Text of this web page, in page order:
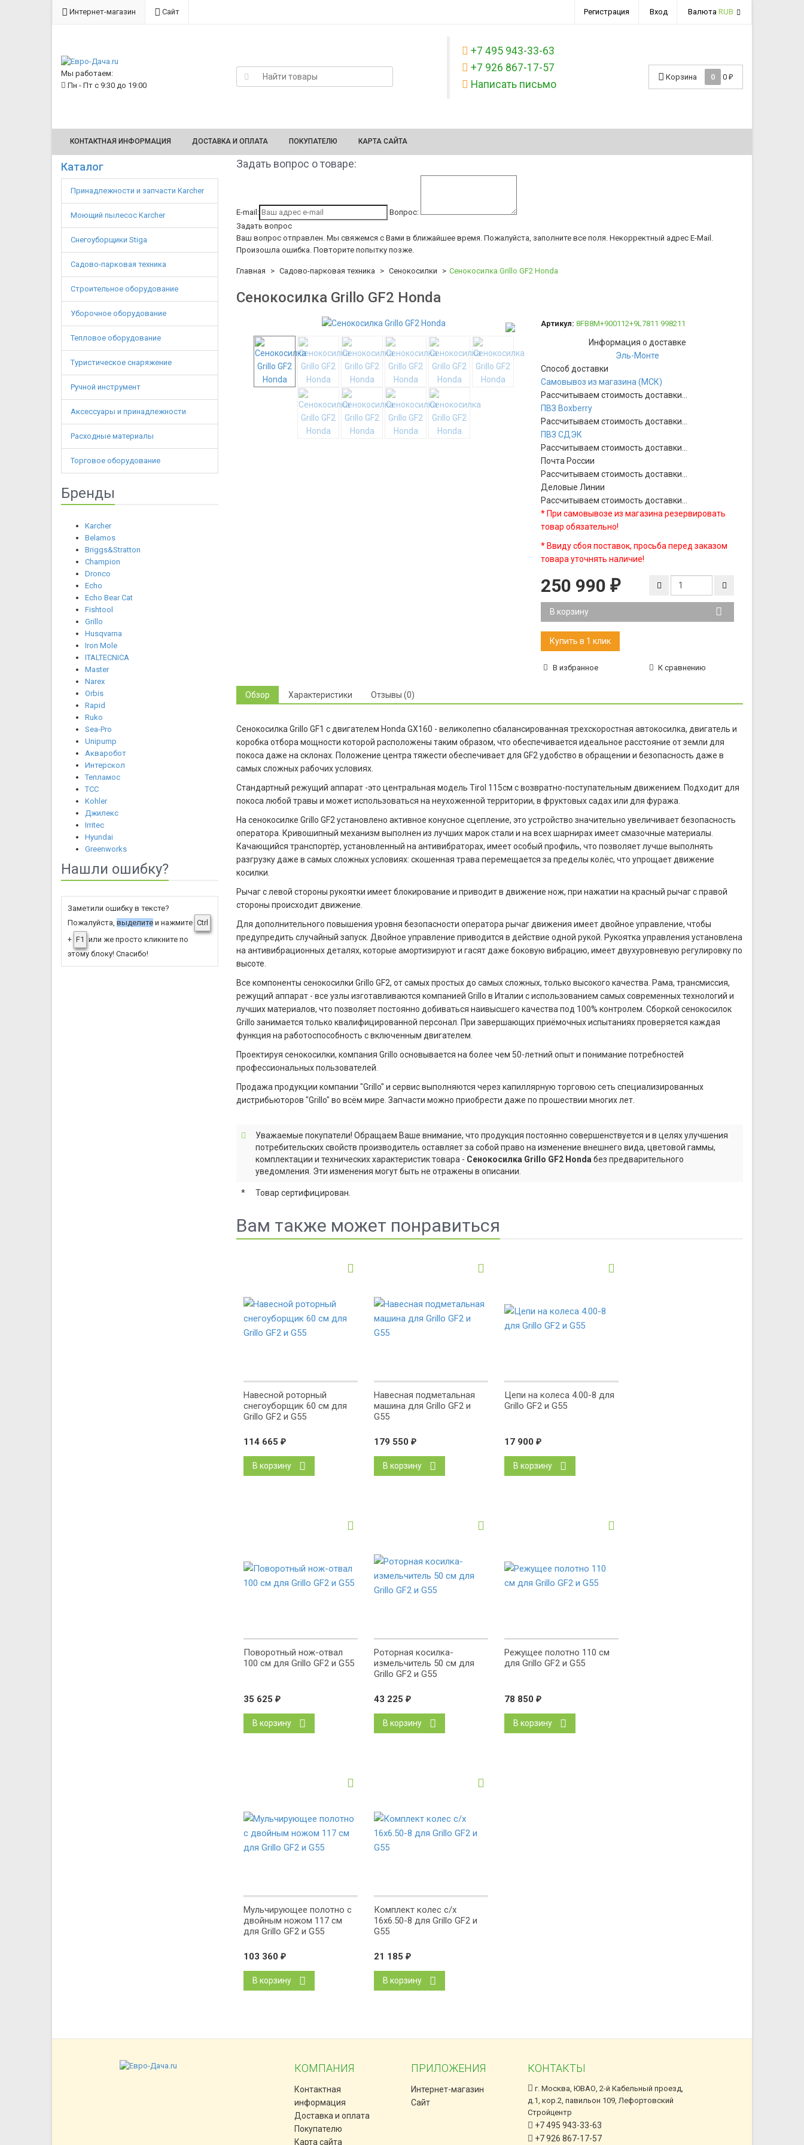
Интернет-магазин Сайт Регистрация Вход Валюта RUB
Мы работаем:
Пн - Пт с 9:30 до 19:00
+7 495 943-33-63
+7 926 867-17-57
Написать письмо
Корзина 0 0 ₽
КОНТАКТНАЯ ИНФОРМАЦИЯ ДОСТАВКА И ОПЛАТА ПОКУПАТЕЛЮ КАРТА САЙТА
Каталог
Принадлежности и запчасти Karcher
Моющий пылесос Karcher
Снегоуборщики Stiga
Садово-парковая техника
Строительное оборудование
Уборочное оборудование
Тепловое оборудование
Туристическое снаряжение
Ручной инструмент
Аксессуары и принадлежности
Расходные материалы
Торговое оборудование
Бренды
Karcher
Belamos
Briggs&Stratton
Champion
Dronco
Echo
Echo Bear Cat
Fishtool
Grillo
Husqvarna
Iron Mole
ITALTECNICA
Master
Narex
Orbis
Rapid
Ruko
Sea-Pro
Unipump
Акваробот
Интерскол
Тепламос
ТСС
Kohler
Джилекс
Irritec
Hyundai
Greenworks
Нашли ошибку?
Заметили ошибку в тексте?
Пожалуйста, выделите и нажмите Ctrl
+ F1 или же просто кликните по
этому блоку! Спасибо!
Задать вопрос о товаре:
E-mail:
Вопрос:
Задать вопрос
Ваш вопрос отправлен. Мы свяжемся с Вами в ближайшее время. Пожалуйста, заполните все поля. Некорректный адрес E-Mail.
Произошла ошибка. Повторите попытку позже.
Главная Садово-парковая техника Сенокосилки Сенокосилка Grillo GF2 Honda
Сенокосилка Grillo GF2 Honda
Артикул: 8FB8M+900112+9L7811 998211
Информация о доставке
Эль-Монте
Способ доставки
Самовывоз из магазина (МСК)
Рассчитываем стоимость доставки...
ПВЗ Boxberry
Рассчитываем стоимость доставки...
ПВЗ СДЭК
Рассчитываем стоимость доставки...
Почта России
Рассчитываем стоимость доставки...
Деловые Линии
Рассчитываем стоимость доставки...
* При самовывозе из магазина резервировать
товар обязательно!
* Ввиду сбоя поставок, просьба перед заказом
товара уточнять наличие!
250 990 ₽
В корзину
В избранное К сравнению
Обзор Характеристики Отзывы (0)
Сенокосилка Grillo GF1 с двигателем Honda GX160 - великолепно сбалансированная трехскоростная автокосилка, двигатель и
коробка отбора мощности которой расположены таким образом, что обеспечивается идеальное расстояние от земли для
покоса даже на склонах. Положение центра тяжести обеспечивает для GF2 удобство в обращении и безопасность даже в
самых сложных рабочих условиях.
Стандартный режущий аппарат -это центральная модель Tirol 115см с возвратно-поступательным движением. Подходит для
покоса любой травы и может использоваться на неухоженной территории, в фруктовых садах или для фуража.
На сенокосилке Grillo GF2 установлено активное конусное сцепление, это устройство значительно увеличивает безопасность
оператора. Кривошипный механизм выполнен из лучших марок стали и на всех шарнирах имеет смазочные материалы.
Качающийся транспортёр, установленный на антивибраторах, имеет особый профиль, что позволяет лучше выполнять
разгрузку даже в самых сложных условиях: скошенная трава перемещается за пределы колёс, что упрощает движение
косилки.
Рычаг с левой стороны рукоятки имеет блокирование и приводит в движение нож, при нажатии на красный рычаг с правой
стороны происходит движение.
Для дополнительного повышения уровня безопасности оператора рычаг движения имеет двойное управление, чтобы
предупредить случайный запуск. Двойное управление приводится в действие одной рукой. Рукоятка управления установлена
на антивибрационных деталях, которые амортизируют и гасят даже боковую вибрацию, имеет двухуровневую регулировку по
высоте.
Все компоненты сенокосилки Grillo GF2, от самых простых до самых сложных, только высокого качества. Рама, трансмиссия,
режущий аппарат - все узлы изготавливаются компанией Grillo в Италии с использованием самых современных технологий и
лучших материалов, что позволяет постоянно добиваться наивысшего качества под 100% контролем. Сборкой сенокосилок
Grillo занимается только квалифицированной персонал. При завершающих приёмочных испытаниях проверяется каждая
функция на работоспособность с включенным двигателем.
Проектируя сенокосилки, компания Grillo основывается на более чем 50-летний опыт и понимание потребностей
профессиональных пользователей.
Продажа продукции компании "Grillo" и сервис выполняются через капиллярную торговою сеть специализированных
дистрибьюторов "Grillo" во всём мире. Запчасти можно приобрести даже по прошествии многих лет.
Уважаемые покупатели! Обращаем Ваше внимание, что продукция постоянно совершенствуется и в целях улучшения
потребительских свойств производитель оставляет за собой право на изменение внешнего вида, цветовой гаммы,
комплектации и технических характеристик товара - Сенокосилка Grillo GF2 Honda без предварительного
уведомления. Эти изменения могут быть не отражены в описании.
* Товар сертифицирован.
Вам также может понравиться
Навесной роторный
снегоуборщик 60 см для
Grillo GF2 и G55
114 665 ₽
В корзину
Навесная подметальная
машина для Grillo GF2 и
G55
179 550 ₽
В корзину
Цепи на колеса 4.00-8 для
Grillo GF2 и G55
17 900 ₽
В корзину
Поворотный нож-отвал
100 см для Grillo GF2 и G55
35 625 ₽
В корзину
Роторная косилка-
измельчитель 50 см для
Grillo GF2 и G55
43 225 ₽
В корзину
Режущее полотно 110 см
для Grillo GF2 и G55
78 850 ₽
В корзину
Мульчирующее полотно с
двойным ножом 117 см
для Grillo GF2 и G55
103 360 ₽
В корзину
Комплект колес с/x
16x6.50-8 для Grillo GF2 и
G55
21 185 ₽
В корзину
КОМПАНИЯ
Контактная
информация
Доставка и оплата
Покупателю
Карта сайта
ПРИЛОЖЕНИЯ
Интернет-магазин
Сайт
КОНТАКТЫ
г. Москва, ЮВАО, 2-й Кабельный проезд,
д.1, кор.2, павильон 109, Лефортовский
Стройцентр
+7 495 943-33-63
+7 926 867-17-57